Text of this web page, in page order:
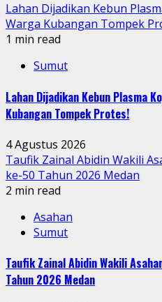
Lahan Dijadikan Kebun
Warga Kubangan Tompek
1 min read
Sumut
Lahan Dijadikan Kebun Plasma
Kubangan Tompek Protes!
4 Agustus 2026
Taufik Zainal Abidin Wakili
ke-50 Tahun 2026 Medan
2 min read
Asahan
Sumut
Taufik Zainal Abidin Wakili
Tahun 2026 Medan